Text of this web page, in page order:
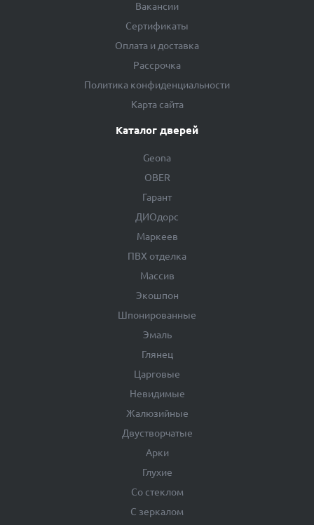
Вакансии
Сертификаты
Оплата и доставка
Рассрочка
Политика конфиденциальности
Карта сайта
Каталог дверей
Geona
OBER
Гарант
ДИОдорс
Маркеев
ПВХ отделка
Массив
Экошпон
Шпонированные
Эмаль
Глянец
Царговые
Невидимые
Жалюзийные
Двустворчатые
Арки
Глухие
Со стеклом
С зеркалом